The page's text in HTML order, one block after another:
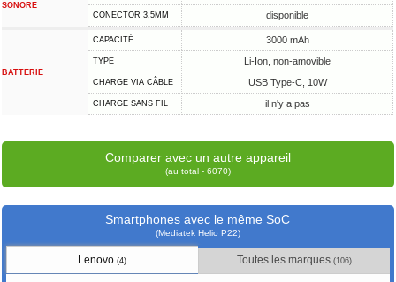
SONORE
CONECTOR 3,5MM disponible
BATTERIE
CAPACITÉ 3000 mAh
TYPE Li-Ion, non-amovible
CHARGE VIA CÂBLE USB Type-C, 10W
CHARGE SANS FIL il n'y a pas
Comparer avec un autre appareil
(au total - 6070)
Smartphones avec le même SoC
(Mediatek Helio P22)
Lenovo(4) Toutes les marques (106)